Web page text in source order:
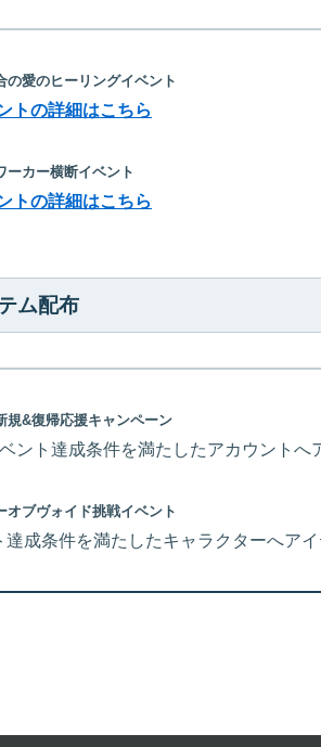
の愛のヒーリングイベント
トの詳細はこちら
ーカー横断イベント
トの詳細はこちら
ム配布
規&復帰応援キャンペーン
ント達成条件を満たしたアカウントへ
オブヴォイド挑戦イベント
達成条件を満たしたキャラクターへア